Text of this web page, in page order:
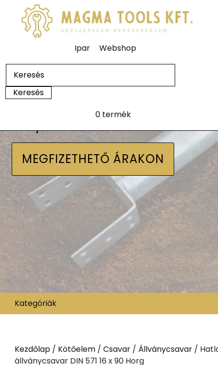
Ipar Webshop
0 termék
MEGFIZETHETŐ ÁRAKON
Kategóriák
Kezdőlap / Kötőelem / Csavar / Állványcsavar /
állványcsavar DIN 571 16 x 90 Horg